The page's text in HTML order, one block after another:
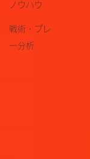
ノウハウ
戦術・プレ
ー分析